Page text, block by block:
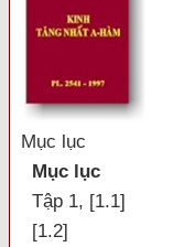
Mục lục
Mục lục
Tập 1, [1.1]
[1.2]